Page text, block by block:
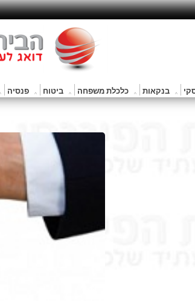
בנקאות כלכלת משפחה ביטוח פנסיה